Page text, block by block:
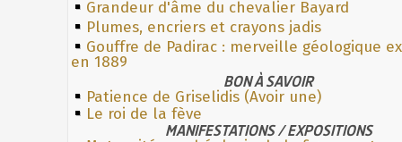
Grandeur d'âme du chevalier Bayard
Plumes, encriers et crayons jadis
Gouffre de Padirac : merveille géologique
en 1889
BON À SAVOIR
Patience de Griselidis (Avoir une)
Le roi de la fève
MANIFESTATIONS / EXPOSITIONS